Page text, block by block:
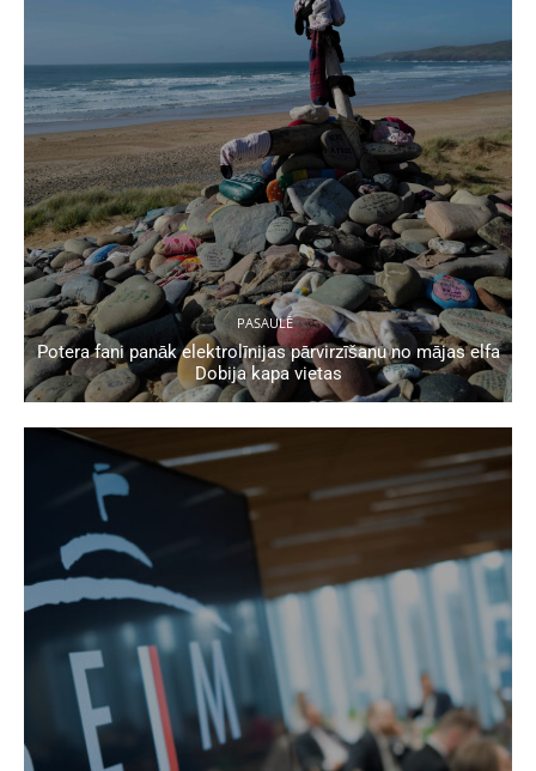
PASAULĒ
Potera fani panāk elektrolīnijas pārvirzīšanu no mājas elfa
Dobija kapa vietas